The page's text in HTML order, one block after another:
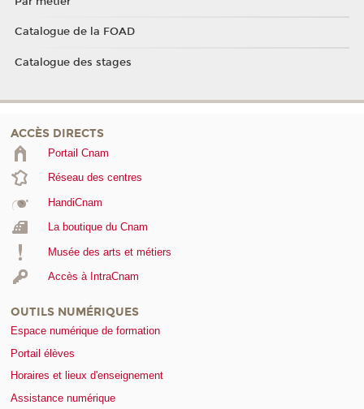
Catalogue de la FOAD
Catalogue des stages
ACCÈS DIRECTS
Portail Cnam
Réseau des centres
HandiCnam
La boutique du Cnam
Musée des arts et métiers
Accès à IntraCnam
OUTILS NUMÉRIQUES
Espace numérique de formation
Portail élèves
Horaires et lieux d'enseignement
Assistance numérique